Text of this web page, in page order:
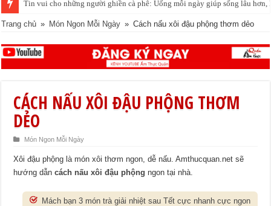
‘Phố cá lóc nướng’ Sài Gòn đông nghịt người ngày vía Thần tài
Trang chủ » Món Ngon Mỗi Ngày » Cách nấu xôi đậu phộng thơm dẻo
CÁCH NẤU XÔI ĐẬU PHỘNG THƠM
DẺO
Món Ngon Mỗi Ngày
Xôi đậu phộng là món xôi thơm ngon, dễ nấu. Amthucquan.net sẽ
hướng dẫncách nấu xôi đậu phộng ngon tại nhà.
Mách bạn 3 món trà giải nhiệt sau Tết cực nhanh cực ngon